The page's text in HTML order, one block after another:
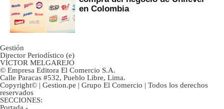
en Colombia
Gestión
Director Periodístico (e)
VÍCTOR MELGAREJO
© Empresa Editora El Comercio S.A.
Calle Paracas #532, Pueblo Libre, Lima.
Copyright© | Gestion.pe | Grupo El Comercio | Todos los derechos
reservados
SECCIONES: